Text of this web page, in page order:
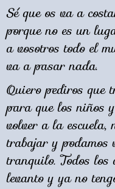
Sé que os va a
porque no es un
a vosotros todo el
va a pasar nada.
Quiero pediros
para que los niños
volver a la escuela,
trabajar y
tranquilo. Todos los
levanto y ya no